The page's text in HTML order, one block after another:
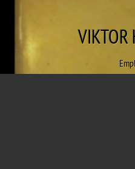
VIKTOR